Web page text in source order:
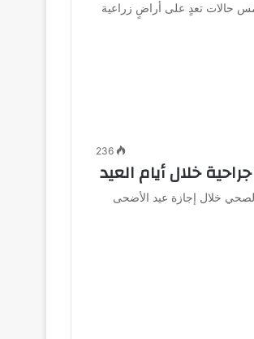
خمس حالات تعدٍ على أراضٍ زراعية
236
خلال إجازة عيد الأضحى